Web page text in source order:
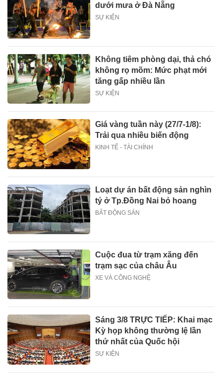
dưới mưa ở Đà Nẵng
SỰ KIỆN
Không tiêm phòng dại, thả chó
không rọ mõm: Mức phạt mới
tăng gấp nhiều lần
SỰ KIỆN
Giá vàng tuần này (27/7-1/8):
Trải qua nhiều biến động
KINH TẾ - TÀI CHÍNH
Loạt dự án bất động sản nghìn
tỷ ở Tp.Đồng Nai bỏ hoang
BẤT ĐỘNG SẢN
Cuộc đua từ trạm xăng đến
trạm sạc của châu Âu
XE VÀ CÔNG NGHỆ
Sáng 3/8 TRỰC TIẾP: Khai mạc
Kỳ họp không thường lệ lần
thứ nhất của Quốc hội
SỰ KIỆN